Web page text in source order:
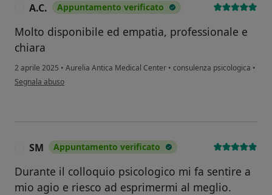
A.C. Appuntamento verificato
Molto disponibile ed empatia, professionale e
chiara
2 aprile 2025 • Aurelia Antica Medical Center • consulenza psicologica •
secondo l'opinione dell'utente A.C.
Segnala abuso
SM Appuntamento verificato
Durante il colloquio psicologico mi fa sentire a
mio agio e riesco ad esprimermi al meglio.